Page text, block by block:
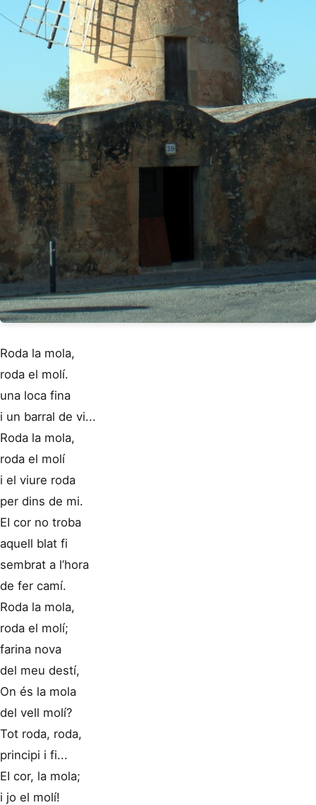
Roda la mola,
roda el molí.
una loca fina
i un barral de vi...
Roda la mola,
roda el molí
i el viure roda
per dins de mi.
EI cor no troba
aquell blat fi
sembrat a l’hora
de fer camí.
Roda la mola,
roda el molí;
farina nova
del meu destí,
On és la mola
del vell molí?
Tot roda, roda,
principi i fi...
EI cor, la mola;
i jo el molí!